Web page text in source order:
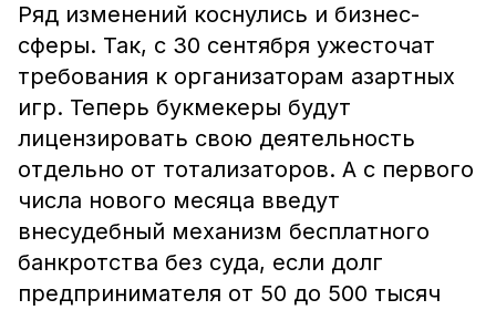
Ряд изменений коснулись и бизнес-
сферы. Так, с 30 сентября ужесточат
требования к организаторам азартных
игр. Теперь букмекеры будут
лицензировать свою деятельность
отдельно от тотализаторов. А с первого
числа нового месяца введут
внесудебный механизм бесплатного
банкротства без суда, если долг
предпринимателя от 50 до 500 тысяч